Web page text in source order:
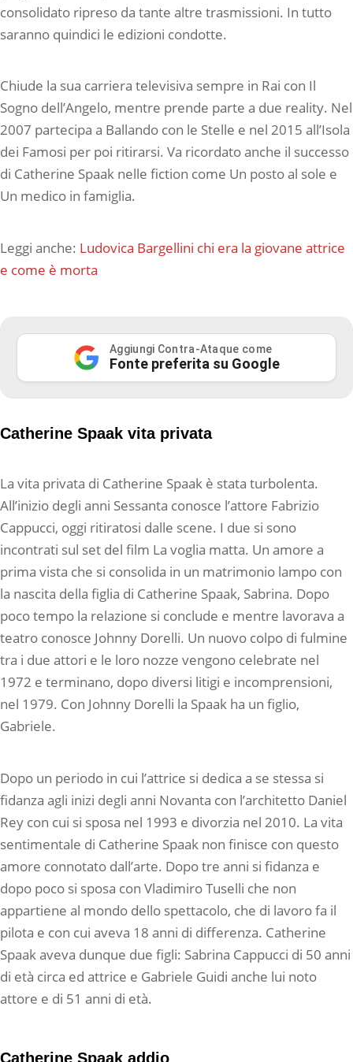
consolidato ripreso da tante altre trasmissioni. In tutto
saranno quindici le edizioni condotte.
Chiude la sua carriera televisiva sempre in Rai con Il
Sogno dell’Angelo, mentre prende parte a due reality. Nel
2007 partecipa a Ballando con le Stelle e nel 2015 all’Isola
dei Famosi per poi ritirarsi. Va ricordato anche il successo
di Catherine Spaak nelle fiction come Un posto al sole e
Un medico in famiglia.
Leggi anche: Ludovica Bargellini chi era la giovane attrice
e come è morta
Aggiungi Contra-Ataque come
Fonte preferita su Google
Catherine Spaak vita privata
La vita privata di Catherine Spaak è stata turbolenta.
All’inizio degli anni Sessanta conosce l’attore Fabrizio
Cappucci, oggi ritiratosi dalle scene. I due si sono
incontrati sul set del film La voglia matta. Un amore a
prima vista che si consolida in un matrimonio lampo con
la nascita della figlia di Catherine Spaak, Sabrina. Dopo
poco tempo la relazione si conclude e mentre lavorava a
teatro conosce Johnny Dorelli. Un nuovo colpo di fulmine
tra i due attori e le loro nozze vengono celebrate nel
1972 e terminano, dopo diversi litigi e incomprensioni,
nel 1979. Con Johnny Dorelli la Spaak ha un figlio,
Gabriele.
Dopo un periodo in cui l’attrice si dedica a se stessa si
fidanza agli inizi degli anni Novanta con l’architetto Daniel
Rey con cui si sposa nel 1993 e divorzia nel 2010. La vita
sentimentale di Catherine Spaak non finisce con questo
amore connotato dall’arte. Dopo tre anni si fidanza e
dopo poco si sposa con Vladimiro Tuselli che non
appartiene al mondo dello spettacolo, che di lavoro fa il
pilota e con cui aveva 18 anni di differenza. Catherine
Spaak aveva dunque due figli: Sabrina Cappucci di 50 anni
di età circa ed attrice e Gabriele Guidi anche lui noto
attore e di 51 anni di età.
Catherine Spaak addio